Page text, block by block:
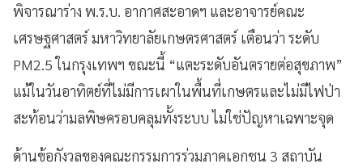
พิจารณาร่าง พ.ร.บ. อากาศสะอาดฯ และอาจารย์คณะ
เศรษฐศาสตร์ มหาวิทยาลัยเกษตรศาสตร์ เตือนว่า ระดับ
PM2.5 ในกรุงเทพฯ ขณะนี้ “แตะระดับอันตรายต่อสุขภาพ”
แม้ในวันอาทิตย์ที่ไม่มีการเผาในพื้นที่เกษตรและไม่มีไฟป่า
สะท้อนว่ามลพิษครอบคลุมทั้งระบบ ไม่ใช่ปัญหาเฉพาะจุด
ด้านข้อกังวลของคณะกรรมการร่วมภาคเอกชน 3 สถาบัน